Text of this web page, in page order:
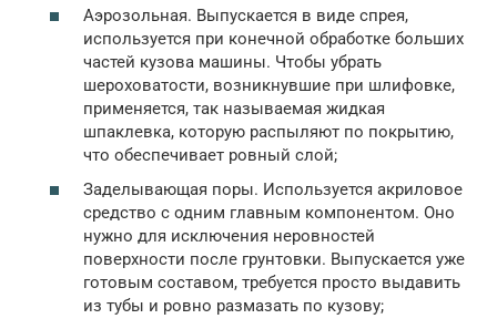
Аэрозольная. Выпускается в виде спрея,
используется при конечной обработке больших
частей кузова машины. Чтобы убрать
шероховатости, возникнувшие при шлифовке,
применяется, так называемая жидкая
шпаклевка, которую распыляют по покрытию,
что обеспечивает ровный слой;
Заделывающая поры. Используется акриловое
средство с одним главным компонентом. Оно
нужно для исключения неровностей
поверхности после грунтовки. Выпускается уже
готовым составом, требуется просто выдавить
из тубы и ровно размазать по кузову;